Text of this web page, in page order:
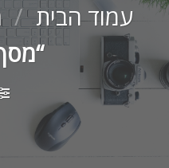
עמוד הבית /
“מסך